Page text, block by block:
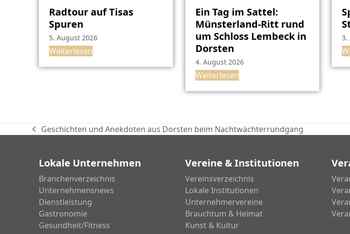
Radtour auf Tisas
Spuren
5. August 2026
Weiterlesen
Ein Tag im Sattel:
Münsterland-Ritt rund
um Schloss Lembeck in
Dorsten
4. August 2026
Weiterlesen
3.
vorheriger
Geschichten und Anekdoten aus Dorsten beim Nachtwächterrundgang
Lokale Unternehmen
Branchenverzeichnis
Unternehmensnews
Dienstleistung
Gastronomie
Gesundheit/Fitness
Vereine & Institutionen
Vereinsverzeichnis
Lokale Institutionen
Unternehmervereine
Brauchtum & Heimat
Kunst & Kultur